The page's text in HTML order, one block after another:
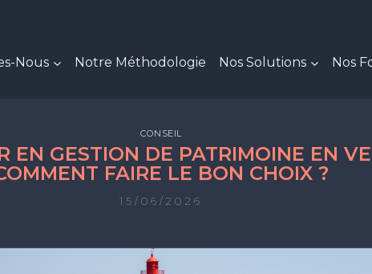
Nous Notre Méthodologie Nos Solutions Nos
CONSEIL
EN GESTION DE PATRIMOINE EN
FAIRE LE BON CHOIX ?
15/06/2026